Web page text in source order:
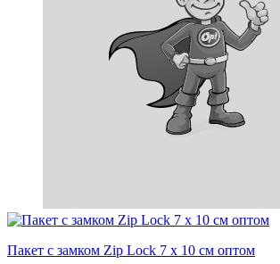
Пакет с замком Zip Lock 7 х 10 см оптом